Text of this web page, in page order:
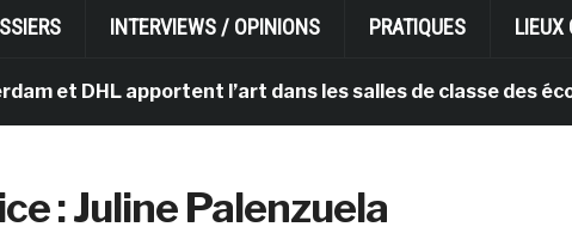
INTERVIEWS / OPINIONS PRATIQUES LIEUX
DHL apportent l’art dans les salles de classe des écoles
:Juline Palenzuela